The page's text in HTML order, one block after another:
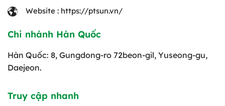
Website : https://ptsun.vn/
Truy cập nhanh
Chi nhánh Hàn Quốc
Hàn Quốc: 8, Gungdong-ro 72beon-gil, Yuseong-gu,
Daejeon.